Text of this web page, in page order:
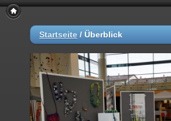
Startseite / Überblick